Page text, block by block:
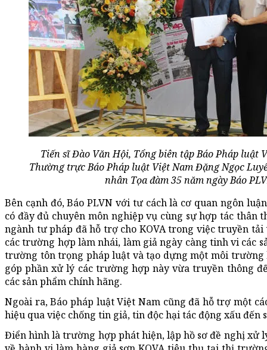
Tiến sĩ Đào Văn Hội, Tổng biên tập Báo Pháp luật
Thường trực Báo Pháp luật Việt Nam Đặng Ngọc
nhân Tọa đàm 35 năm ngày Báo
Bên cạnh đó, Báo PLVN với tư cách là cơ quan ngôn
có đầy đủ chuyên môn nghiệp vụ cùng sự hợp tác thân
ngành tư pháp đã hỗ trợ cho KOVA trong việc truyền
các trường hợp làm nhái, làm giả ngày càng tinh vi các
trường tôn trọng pháp luật và tạo dựng một môi trường
góp phần xử lý các trường hợp này vừa truyền thông
các sản phẩm chính hãng.
Ngoài ra, Báo pháp luật Việt Nam cũng đã hỗ trợ một
hiệu qua việc chống tin giả, tin độc hại tác động xấu đến
Điển hình là trường hợp phát hiện, lập hồ sơ đề nghị xử